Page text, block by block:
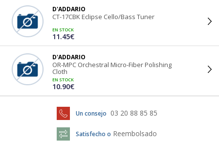
D'ADDARIO
CT-17CBK Eclipse Cello/Bass Tuner
EN STOCK
11.45€
D'ADDARIO
OR-MPC Orchestral Micro-Fiber Polishing
Cloth
EN STOCK
10.90€
Un consejo 03 20 88 85 85
Satisfecho o Reembolsado